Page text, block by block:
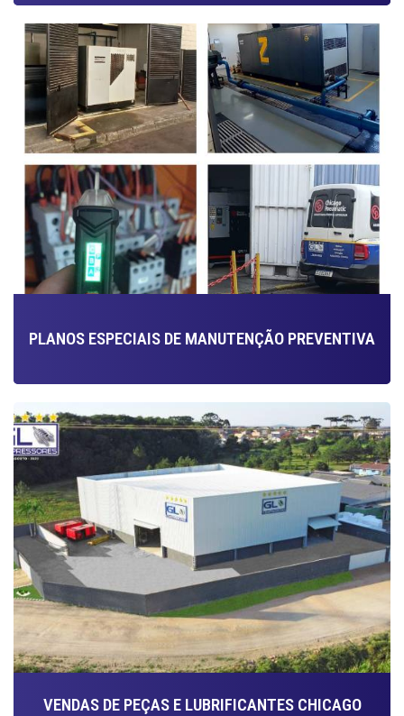
PLANOS ESPECIAIS DE MANUTENÇÃO PREVENTIVA
VENDAS DE PEÇAS E LUBRIFICANTES CHICAGO